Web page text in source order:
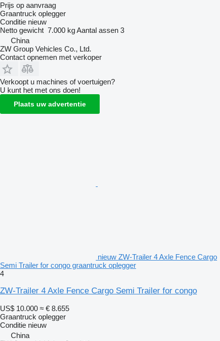
Prijs op aanvraag
Graantruck oplegger
Conditie nieuw
Netto gewicht 7.000 kgAantal assen 3
China
ZW Group Vehicles Co., Ltd.
Contact opnemen met verkoper
Verkoopt u machines of voertuigen?
U kunt het met ons doen!
Plaats uw advertentie
nieuw ZW-Trailer 4 Axle Fence Cargo
Semi Trailer for congo graantruck oplegger
4
ZW-Trailer 4 Axle Fence Cargo Semi Trailer for congo
US$ 10.000 ≈ € 8.655
Graantruck oplegger
Conditie nieuw
China